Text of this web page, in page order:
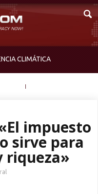
CLIMÁTICA
impuesto
sirve para
riqueza»